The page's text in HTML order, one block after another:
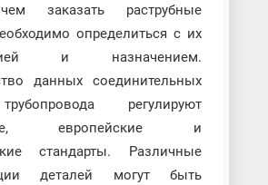
заказать раструбные
определиться с их
и назначением.
данных соединительных
регулируют
европейские и
стандарты. Различные
деталей могут быть